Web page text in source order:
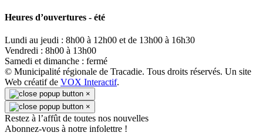
Heures d’ouvertures - été
Lundi au jeudi : 8h00 à 12h00 et de 13h00 à 16h30
Vendredi : 8h00 à 13h00
Samedi et dimanche : fermé
© Municipalité régionale de Tracadie. Tous droits réservés. Un site
Web créatif de VOX Interactif.
×
×
Restez à l’affût de toutes nos nouvelles
Abonnez-vous à notre infolettre !